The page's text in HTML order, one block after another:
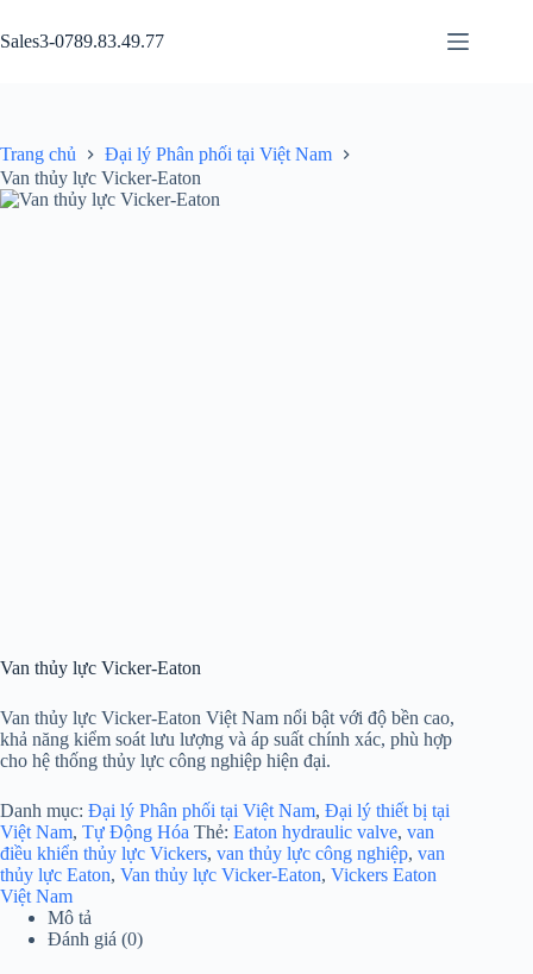
đến
phần
Sales3-0789.83.49.77
Trang chủ
Đại lý Phân phối tại Việt Nam
Van thủy lực Vicker-Eaton
Van thủy lực Vicker-Eaton
Van thủy lực Vicker-Eaton Việt Nam nổi bật với độ bền cao,
khả năng kiểm soát lưu lượng và áp suất chính xác, phù hợp
cho hệ thống thủy lực công nghiệp hiện đại.
Danh mục: Đại lý Phân phối tại Việt Nam, Đại lý thiết bị tại
Việt Nam, Tự Động Hóa Thẻ: Eaton hydraulic valve, van
điều khiển thủy lực Vickers, van thủy lực công nghiệp, van
thủy lực Eaton, Van thủy lực Vicker-Eaton, Vickers Eaton
Việt Nam
Mô tả
Đánh giá (0)